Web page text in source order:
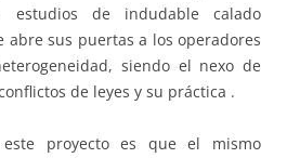
estudios de indudable calado
abre sus puertas a los operadores
siendo el nexo de
de leyes y su práctica .
proyecto es que el mismo